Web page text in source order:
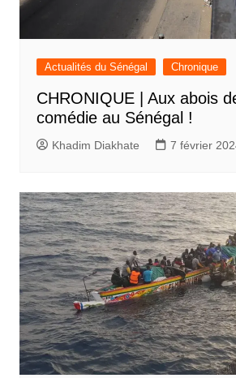
Actualités du Sénégal Chronique
CHRONIQUE | Aux abois
comédie au Sénégal !
Khadim Diakhate 7 février